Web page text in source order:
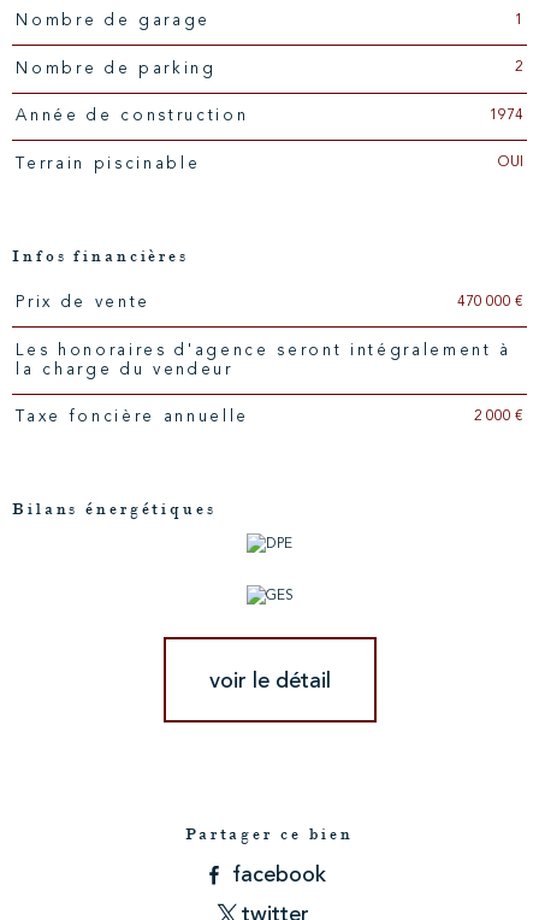
Nombre de garage 1
Nombre de parking 2
Année de construction 1974
Terrain piscinable OUI
Infos financières
Caractéristiques Valeurs
Prix de vente 470 000 €
la charge du vendeur
Taxe foncière annuelle 2 000 €
Bilans énergétiques
voir le détail
Partager ce bien
facebook